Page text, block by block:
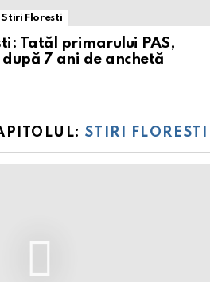
Stiri Floresti
Tatăl primarului PAS,
7 ani de anchetă
STIRI FLORESTI